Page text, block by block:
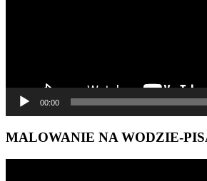
00:00
MALOWANIE NA WODZIE-